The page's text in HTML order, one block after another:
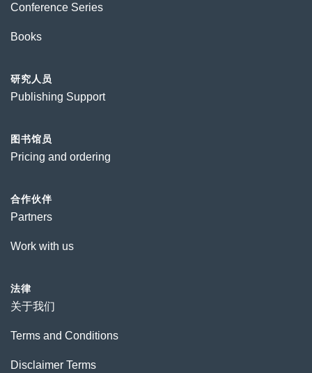
Conference Series
Books
研究人员
Publishing Support
图书馆员
Pricing and ordering
合作伙伴
Partners
Work with us
法律
关于我们
Terms and Conditions
Disclaimer Terms